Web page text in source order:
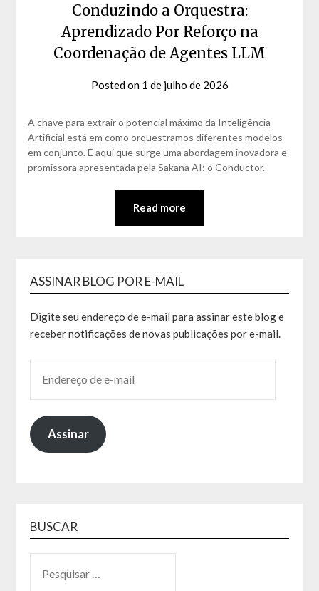
Conduzindo a Orquestra:
Aprendizado Por Reforço na
Coordenação de Agentes LLM
Posted on 1 de julho de 2026
Matos
A chave para extrair o potencial máximo da Inteligência
Artificial está em como orquestramos diferentes modelos
em conjunto. É aqui que surge uma abordagem inovadora e
promissora apresentada pela Sakana AI: o Conductor.
Read more
ASSINAR BLOG POR E-MAIL
Digite seu endereço de e-mail para assinar este blog e
receber notificações de novas publicações por e-mail.
Assinar
BUSCAR